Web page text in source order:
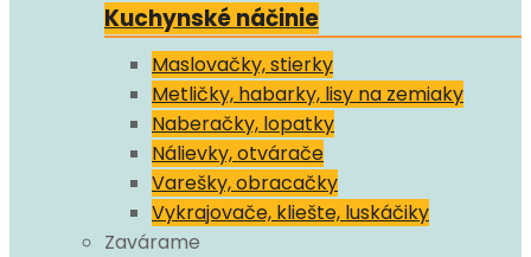
Kuchynské náčinie
Maslovačky, stierky
Metličky, habarky, lisy na zemiaky
Naberačky, lopatky
Nálievky, otvárače
Varešky, obracačky
Vykrajovače, kliešte, luskáčiky
Zavárame